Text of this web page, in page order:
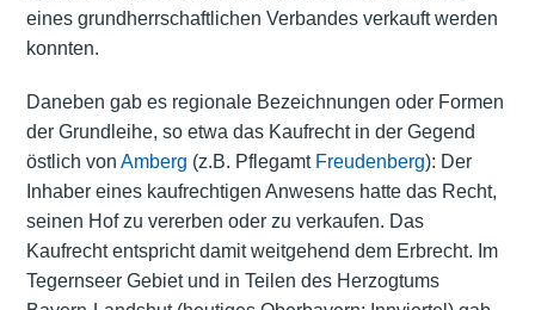
eines grundherrschaftlichen Verbandes verkauft werden
konnten.
Daneben gab es regionale Bezeichnungen oder Formen
der Grundleihe, so etwa das Kaufrecht in der Gegend
östlich von Amberg (z.B. Pflegamt Freudenberg): Der
Inhaber eines kaufrechtigen Anwesens hatte das Recht,
seinen Hof zu vererben oder zu verkaufen. Das
Kaufrecht entspricht damit weitgehend dem Erbrecht. Im
Tegernseer Gebiet und in Teilen des Herzogtums